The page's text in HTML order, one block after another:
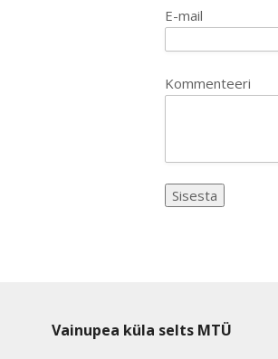
E-mail
Kommenteeri
Vainupea küla selts MTÜ